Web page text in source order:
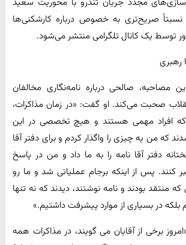
صریح‌تری به خصوص درباره کارشکنی‌ها
توسط یک کانال تلگرامی منتشر می‌شود.
رهبری
مصاحبه، صالحی درباره نامه‌نگاری مخالفان
صحبت می‌کند. او گفت: «در زمان مذاکرات،
که افراد مهمی هستند و هیچ تخصصی در این
که من یه چیزی را واگذار کردم و برای دفتر آقا
دفتر آقا نامه را به ما داد و من در پاسخ
کنند. پس از اینکه برجام عملیاتی شد و ما رو
منتقد بودند و نامه نوشتند، دیدند که نه تنها
در بسیاری از موارد پیشرفت داشتیم.»
برخی از آقایان می گویند، در مذاکرات همه